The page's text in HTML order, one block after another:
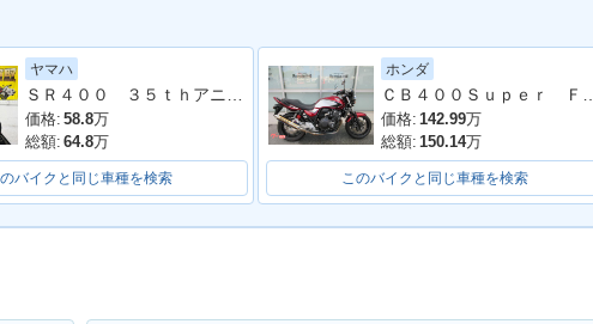
400V・
追加
1991年 BANDIT 400・
カラーチェンジ
マイナーチェンジ
ヤマハ
価格: 58.8万
総額: 64.8万
バイクと同じ車種を検索
ホンダ
価格: 142.99万
総額: 150.14万
このバイクと同じ車種を検索